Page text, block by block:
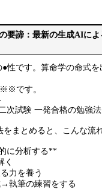
諦：最新の生成AIによ
性です。算命学の命式
です。
次試験 一発合格の勉強法
をまとめると、こんな流
に分析する**
く
力を養う
執筆の練習をする